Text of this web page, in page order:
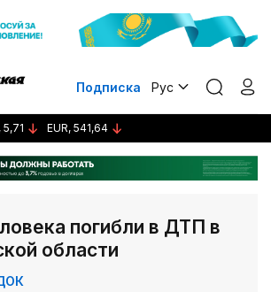
Подписка Рус
5,71 EUR, 541,64
погибли в ДТП в
области